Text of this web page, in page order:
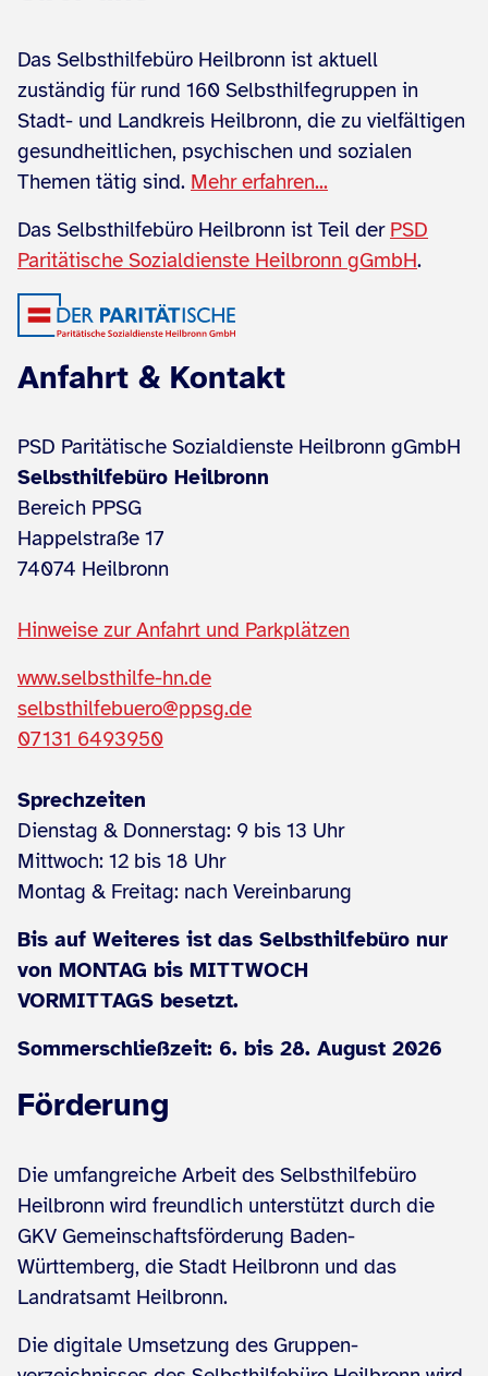
Das Selbsthilfebüro Heilbronn ist aktuell
zuständig für rund 160 Selbsthilfegruppen in
Stadt- und Landkreis Heilbronn, die zu vielfältigen
gesundheitlichen, psychischen und sozialen
Themen tätig sind. Mehr erfahren...
Das Selbsthilfebüro Heilbronn ist Teil der PSD
Paritätische Sozialdienste Heilbronn gGmbH.
Anfahrt & Kontakt
PSD Paritätische Sozialdienste Heilbronn gGmbH
Selbsthilfebüro Heilbronn
Bereich PPSG
Happelstraße 17
74074 Heilbronn
Hinweise zur Anfahrt und Parkplätzen
www.selbsthilfe-hn.de
selbsthilfebuero@ppsg.de
07131 6493950
Sprechzeiten
Dienstag & Donnerstag: 9 bis 13 Uhr
Mittwoch: 12 bis 18 Uhr
Montag & Freitag: nach Vereinbarung
Bis auf Weiteres ist das Selbsthilfebüro nur
von MONTAG bis MITTWOCH
VORMITTAGS besetzt.
Sommerschließzeit: 6. bis 28. August 2026
Förderung
Die umfangreiche Arbeit des Selbsthilfebüro
Heilbronn wird freundlich unterstützt durch die
GKV Gemeinschaftsförderung Baden-
Württemberg, die Stadt Heilbronn und das
Landratsamt Heilbronn.
Die digitale Umsetzung des Gruppen­